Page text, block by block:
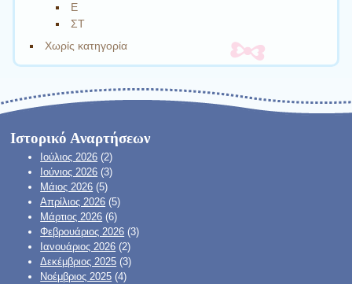
Ε
ΣΤ
Χωρίς κατηγορία
Ιστορικό Αναρτήσεων
Ιούλιος 2026 (2)
Ιούνιος 2026 (3)
Μάιος 2026 (5)
Απρίλιος 2026 (5)
Μάρτιος 2026 (6)
Φεβρουάριος 2026 (3)
Ιανουάριος 2026 (2)
Δεκέμβριος 2025 (3)
Νοέμβριος 2025 (4)